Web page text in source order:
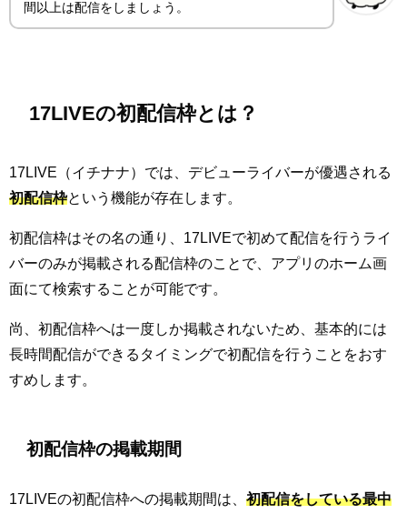
間以上は配信をしましょう。
17LIVEの初配信枠とは？
17LIVE（イチナナ）では、デビューライバーが優遇される
初配信枠という機能が存在します。
初配信枠はその名の通り、17LIVEで初めて配信を行うライ
バーのみが掲載される配信枠のことで、アプリのホーム画
面にて検索することが可能です。
尚、初配信枠へは一度しか掲載されないため、基本的には
長時間配信ができるタイミングで初配信を行うことをおす
すめします。
初配信枠の掲載期間
17LIVEの初配信枠への掲載期間は、 初配信をしている最中